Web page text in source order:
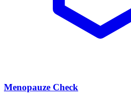
Menopauze Check